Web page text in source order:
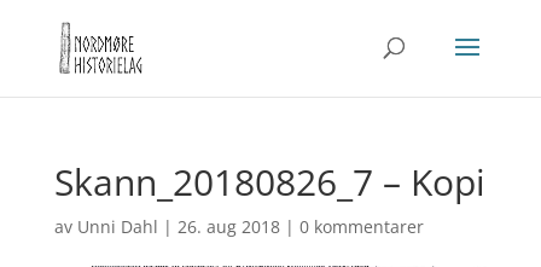
Skann_20180826_7 – Kopi
av Unni Dahl | 26. aug 2018| 0 kommentarer